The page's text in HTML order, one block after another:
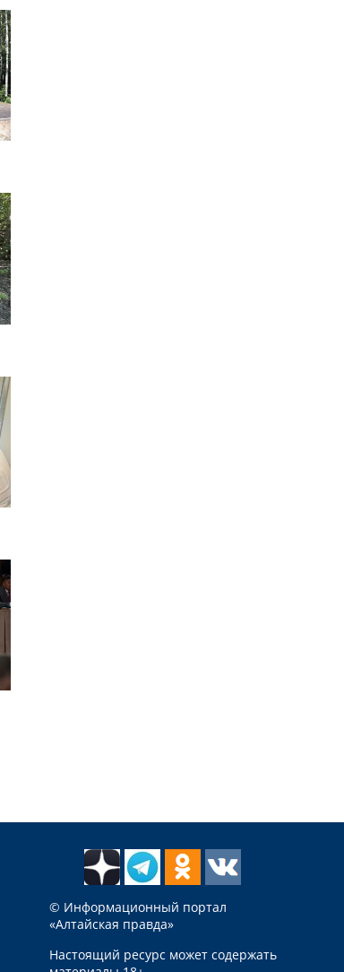
© Информационный портал
«Алтайская правда»
Настоящий ресурс может содержать